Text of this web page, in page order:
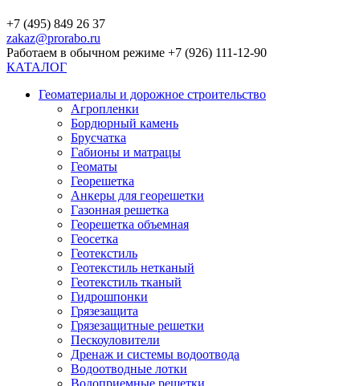
+7 (495) 849 26 37
zakaz@prorabo.ru
Работаем в обычном режиме +7 (926) 111-12-90
КАТАЛОГ
Геоматериалы и дорожное строительство
Агропленки
Бордюрный камень
Брусчатка
Габионы и матрацы
Геоматы
Георешетка
Анкеры для георешетки
Газонная решетка
Георешетка объемная
Геосетка
Геотекстиль
Геотекстиль нетканый
Геотекстиль тканый
Гидрошпонки
Грязезащита
Грязезащитные решетки
Пескоуловители
Дренаж и системы водоотвода
Водоотводные лотки
Водоприемные решетки